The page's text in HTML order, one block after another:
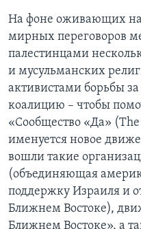
Learning English
Языки
На фоне оживающих
мирных переговоров
палестинцами
и мусульманских
активистами борьбы
коалицию – чтобы
«Сообщество «Да»
именуется новое
вошли такие
(объединяющая
поддержку Израиля и
Ближнем Востоке),
Ближнем Востоке», а